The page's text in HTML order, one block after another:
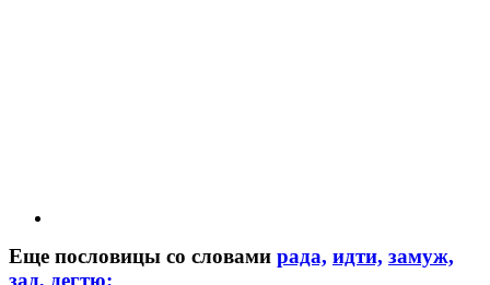
Еще пословицы со словами рада, идти, замуж,
зад, дегтю: